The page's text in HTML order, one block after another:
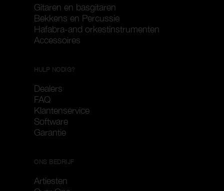
Gitaren en basgitaren
Bekkens en Percussie
Hafabra-and orkestinstrumenten
Accessoires
HULP NODIG?
Dealers
FAQ
Klantenservice
Software
Garantie
ONS BEDRIJF
Artiesten